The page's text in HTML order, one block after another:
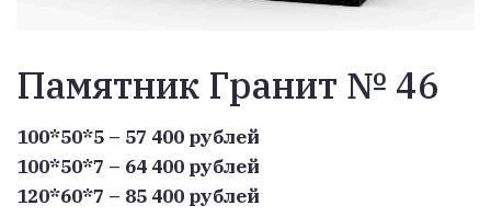
Памятник Гранит № 46
100*50*5 – 57 400 рублей
100*50*7 – 64 400 рублей
120*60*7 – 85 400 рублей